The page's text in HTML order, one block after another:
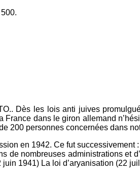
Dès les lois anti juives
dans le giron allemand
200 personnes concernées dans
en 1942. Ce fut successivement
de nombreuses administrations et
1941) La loi d’aryanisation (22